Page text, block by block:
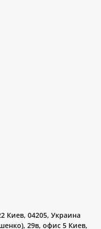
Киев, 04205, Украина
29в, офис 5 Киев,